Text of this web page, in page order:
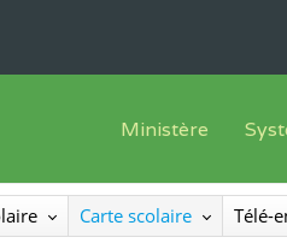
Ministère
Le Ministre
Le SEESEN
Carte scolaire Télé-